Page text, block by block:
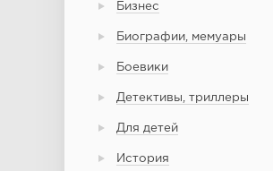
Бизнес
Биографии, мемуары
Боевики
Детективы, триллеры
Для детей
История